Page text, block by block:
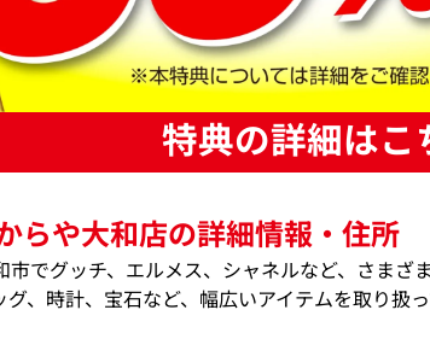
特典の詳細はこ
らや大和店の詳細情報・住所
市でグッチ、エルメス、シャネルなど、さまざ
、時計、宝石など、幅広いアイテムを取り扱っ